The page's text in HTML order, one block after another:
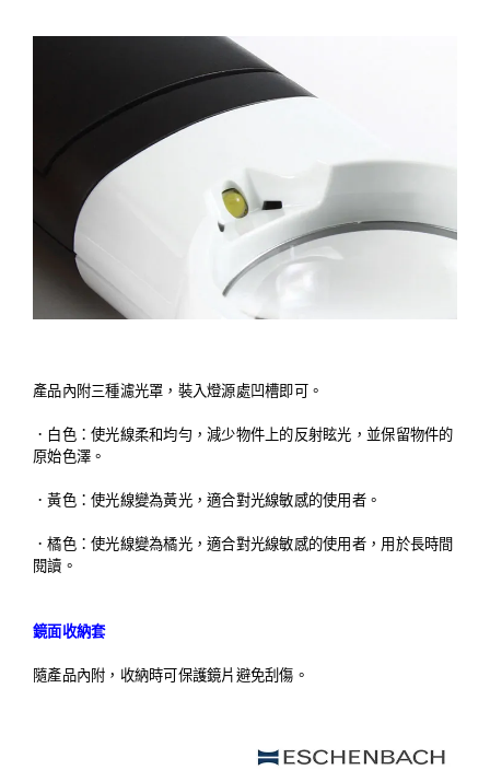
產品內附三種濾光罩，裝入燈源處凹槽即可。
． 白色：使光線柔和均勻，減少物件上的反射眩光，並保留物件的
原始色澤。
．黃色：使光線變為黃光，適合對光線敏感的使用者。
．橘色：使光線變為橘光，適合對光線敏感的使用者，用於長時間
閱讀。
鏡面收納套
隨產品內附，收納時可保護鏡片避免刮傷。